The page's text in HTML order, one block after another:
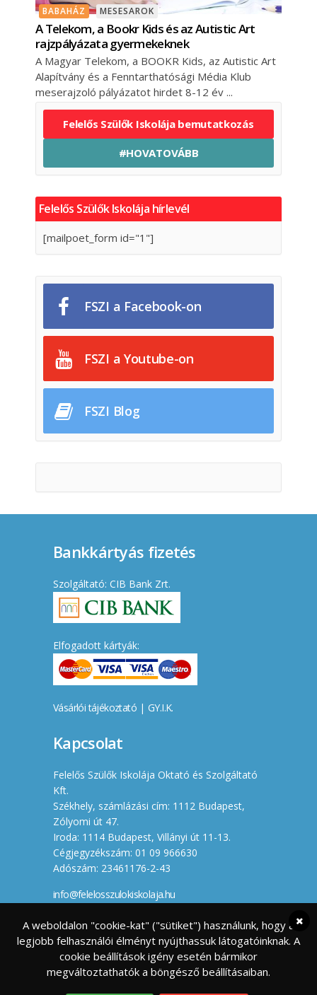
BABAHÁZ MESESAROK
A Telekom, a Bookr Kids és az Autistic Art
rajzpályázata gyermekeknek
A Magyar Telekom, a BOOKR Kids, az Autistic Art
Alapítvány és a Fenntarthatósági Média Klub
meserajzoló pályázatot hirdet 8-12 év
Felelős Szülők Iskolája bemutatkozás
#HOVATOVÁBB
Felelős Szülők Iskolája hírlevél
[mailpoet_form id="1"]
FSZI a Facebook-on
FSZI a Youtube-on
FSZI Blog
Bankkártyás fizetés
Szolgáltató: CIB Bank Zrt.
Elfogadott kártyák:
Vásárlói tájékoztató | GY.I.K.
Kapcsolat
Felelős Szülők Iskolája Oktató és Szolgáltató
Kft.
Székhely, számlázási cím: 1112 Budapest,
Zólyomi út 47.
Iroda: 1114 Budapest, Villányi út 11-13.
Cégjegyzékszám: 01 09 966630
Adószám: 23461176-2-43
info@felelosszulokiskolaja.hu
Készítette
A weboldalon "cookie-kat" ("sütiket") használunk, hogy a
legjobb felhasználói élményt nyújthassuk látogatóinknak. A
cookie beállítások igény esetén bármikor
megváltoztathatók a böngésző beállításaiban.